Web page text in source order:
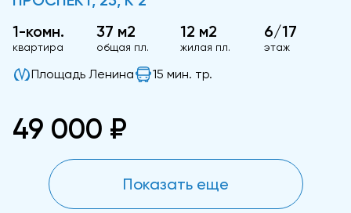
1-комн.
квартира
37 м2
общая пл.
12 м2
жилая пл.
6/17
этаж
Площадь Ленина 15 мин. тр.
49 000 ₽
Показать еще